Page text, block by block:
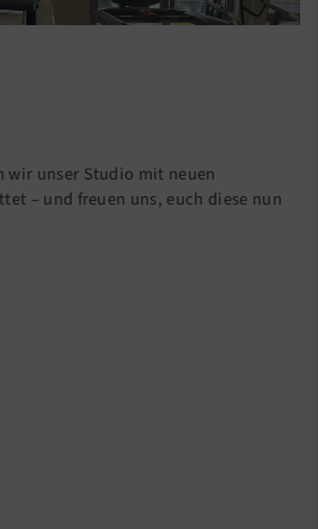
wir unser Studio mit neuen
– und freuen uns, euch diese nun